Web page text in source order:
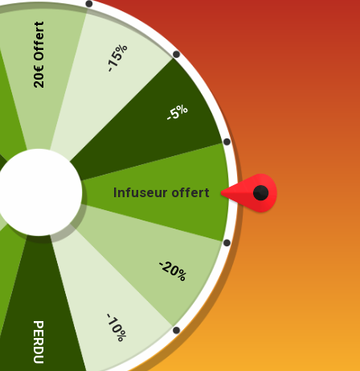
Théière Chinoise Ronde en Cuivre
Cerisiers 1.5L
179,90 €
19 en stock
Ajouter au panier
Paiement sécurisé garanti
Infuseur offert
-20%
-10%
PERDU
20€ Offert -15%
-5%